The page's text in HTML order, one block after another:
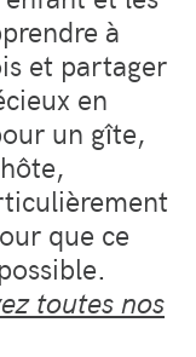
à
et partager
en
un gîte,
que ce
toutes nos